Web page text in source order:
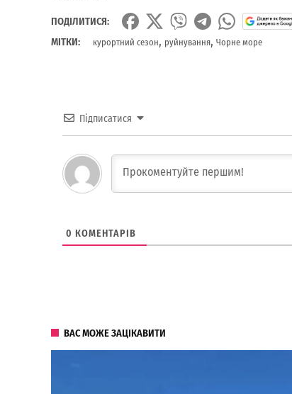
ПОДІЛИТИСЯ:
МІТКИ:
курортний сезон, руйнування, Чорне море
Підписатися
0 КОМЕНТАРІВ
ВАС МОЖЕ ЗАЦІКАВИТИ